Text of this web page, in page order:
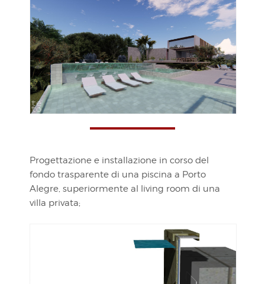
Progettazione e installazione in corso del
fondo trasparente di una piscina a Porto
Alegre, superiormente al living room di una
villa privata;